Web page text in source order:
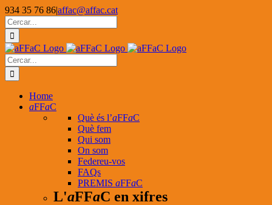
Skip
to
content
934 35 76 86|affac@affac.cat
Facebook
X
YouTube
Cerca
…
Cerca
…
Home
aFFaC
Què és l’aFFaC
Què fem
Qui som
On som
Federeu-vos
FAQs
PREMIS aFFaC
L'aFFaC en xifres